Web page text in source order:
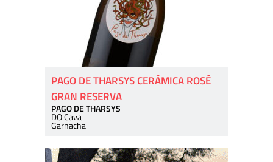
PAGO DE THARSYS CERÁMICA ROSÉ
GRAN RESERVA
PAGO DE THARSYS
DO Cava
Garnacha